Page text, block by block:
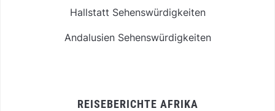
Hallstatt Sehenswürdigkeiten
Andalusien Sehenswürdigkeiten
REISEBERICHTE AFRIKA